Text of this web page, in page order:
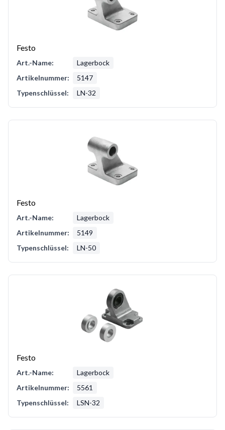
Festo
Art.-Name:
Lagerbock
Artikelnummer:
5147
Typenschlüssel:
LN-32
Festo
Art.-Name:
Lagerbock
Artikelnummer:
5149
Typenschlüssel:
LN-50
Festo
Art.-Name:
Lagerbock
Artikelnummer:
5561
Typenschlüssel:
LSN-32